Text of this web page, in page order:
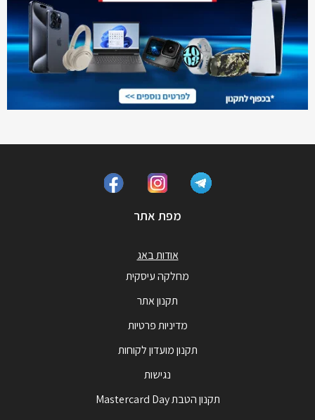
מפת אתר
אודות באג
מחלקה עיסקית
תקנון אתר
מדיניות פרטיות
תקנון מועדון לקוחות
נגישות
תקנון הטבת Mastercard Day